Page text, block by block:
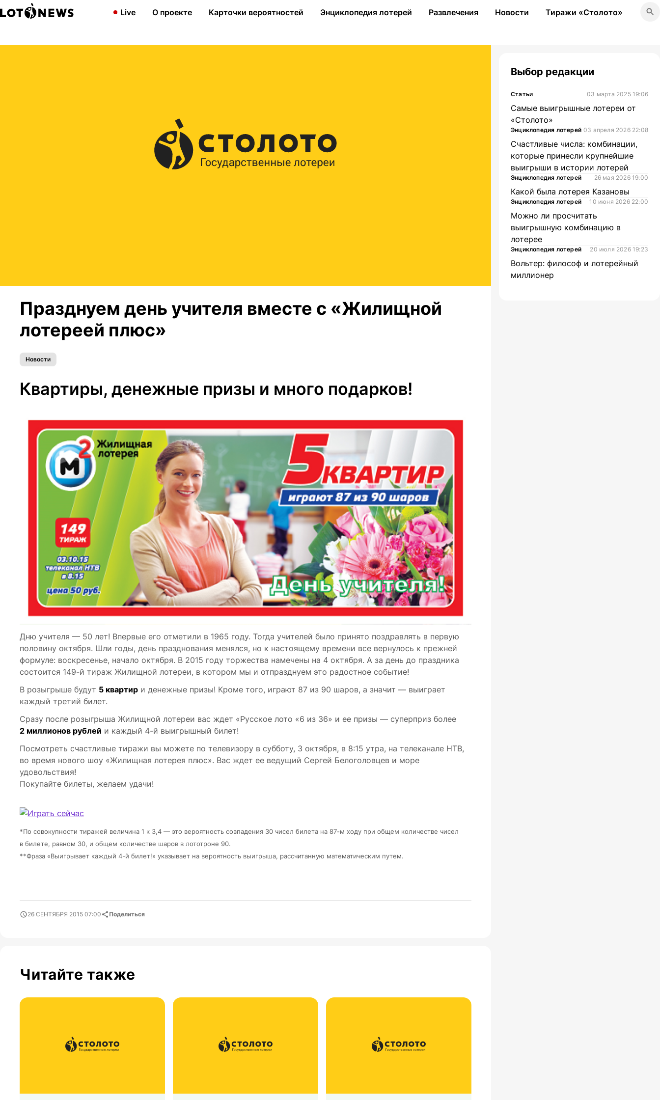
Live О проекте Карточки вероятностей Энциклопедия лотерей Развлечения Новости Тиражи «Столото»
Празднуем день учителя вместе с «Жилищной
лотереей плюс»
Новости
Квартиры, денежные призы и много подарков!
Дню учителя — 50 лет! Впервые его отметили в 1965 году. Тогда учителей было принято поздравлять в первую
половину октября. Шли годы, день празднования менялся, но к настоящему времени все вернулось к прежней
формуле: воскресенье, начало октября. В 2015 году торжества намечены на 4 октября. А за день до праздника
состоится 149-й тираж Жилищной лотереи, в котором мы и отпразднуем это радостное событие!
В розыгрыше будут 5 квартир и денежные призы! Кроме того, играют 87 из 90 шаров, а значит — выиграет
каждый третий билет.
Сразу после розыгрыша Жилищной лотереи вас ждет «Русское лото «6 из 36» и ее призы — суперприз более
2 миллионов рублей и каждый 4-й выигрышный билет!
Посмотреть счастливые тиражи вы можете по телевизору в субботу, 3 октября, в 8:15 утра, на телеканале НТВ,
во время нового шоу «Жилищная лотерея плюс». Вас ждет ее ведущий Сергей Белоголовцев и море
удовольствия!
Покупайте билеты, желаем удачи!
*По совокупности тиражей величина 1 к 3,4 — это вероятность совпадения 30 чисел билета на 87-м ходу при общем количестве чисел
в билете, равном 30, и общем количестве шаров в лототроне 90.
**Фраза «Выигрывает каждый 4-й билет!» указывает на вероятность выигрыша, рассчитанную математическим путем.
26 СЕНТЯБРЯ 2015 07:00 Поделиться
Читайте также
Выбор редакции
Статьи 03 марта 2025 19:06
Самые выигрышные лотереи от
«Столото»
Энциклопедия лотерей 03 апреля 2026 22:08
Счастливые числа: комбинации,
которые принесли крупнейшие
выигрыши в истории лотерей
Энциклопедия лотерей 26 мая 2026 19:00
Какой была лотерея Казановы
Энциклопедия лотерей 10 июня 2026 22:00
Можно ли просчитать
выигрышную комбинацию в
лотерее
Энциклопедия лотерей 20 июля 2026 19:23
Вольтер: философ и лотерейный
миллионер